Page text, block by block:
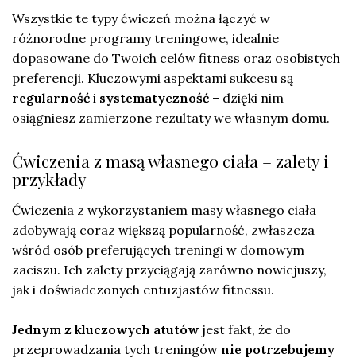
Wszystkie te typy ćwiczeń można łączyć w
różnorodne programy treningowe, idealnie
dopasowane do Twoich celów fitness oraz osobistych
preferencji. Kluczowymi aspektami sukcesu są
regularność i systematyczność – dzięki nim
osiągniesz zamierzone rezultaty we własnym domu.
Ćwiczenia z masą własnego ciała – zalety i
przykłady
Ćwiczenia z wykorzystaniem masy własnego ciała
zdobywają coraz większą popularność, zwłaszcza
wśród osób preferujących treningi w domowym
zaciszu. Ich zalety przyciągają zarówno nowicjuszy,
jak i doświadczonych entuzjastów fitnessu.
Jednym z kluczowych atutów jest fakt, że do
przeprowadzania tych treningów nie potrzebujemy